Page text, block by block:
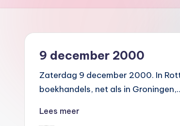
J
a
jaar
9 december 2000
Zaterdag 9 december 2000. In
boekhandels, net als in
Lees meer